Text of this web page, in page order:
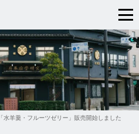
「水羊羹・フルーツゼリー」販売開始しました